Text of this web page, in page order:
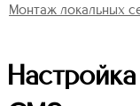
Монтаж локальных